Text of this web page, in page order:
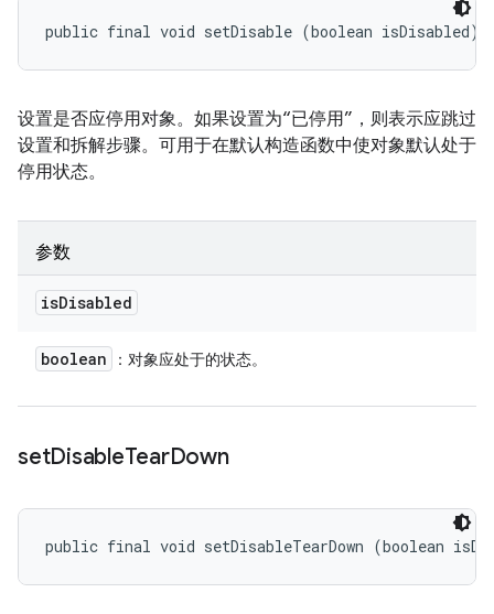
public final void setDisable (boolean isDisabled)
设置是否应停用对象。如果设置为“已停用”，则表示应跳过
设置和拆解步骤。可用于在默认构造函数中使对象默认处于
停用状态。
参数
isDisabled
boolean ：对象应处于的状态。
setDisableTearDown
public final void setDisableTearDown (boolean